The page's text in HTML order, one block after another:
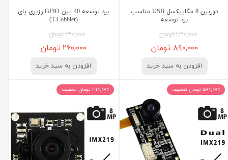
دوربین 8 مگاپیکسل USB مناسب
برد توسعه
۱,۱۹۰,۰۰۰ تومان
۸۹۰,۰۰۰ تومان
افزودن به سبد خرید
برد توسعه 40 پین GPIO رزبری پای
(T-Cobbler)
۲۹۰,۰۰۰ تومان
۲۶۰,۰۰۰ تومان
افزودن به سبد خرید
۵۰۰,۰۰۰ تومان تخفیف ۳۱۰,۰۰۰ تومان تخفیف